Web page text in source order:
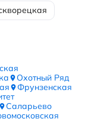
Охотный Ряд
Фрунзенская
Саларьево